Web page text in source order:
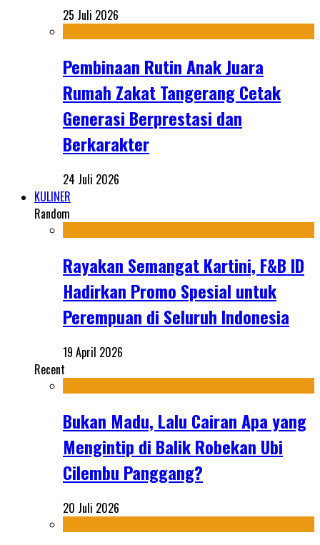
25 Juli 2026
Pembinaan Rutin Anak Juara
Rumah Zakat Tangerang Cetak
Generasi Berprestasi dan
Berkarakter
24 Juli 2026
KULINER
Random
Rayakan Semangat Kartini, F&B ID
Hadirkan Promo Spesial untuk
Perempuan di Seluruh Indonesia
19 April 2026
Recent
Bukan Madu, Lalu Cairan Apa yang
Mengintip di Balik Robekan Ubi
Cilembu Panggang?
20 Juli 2026